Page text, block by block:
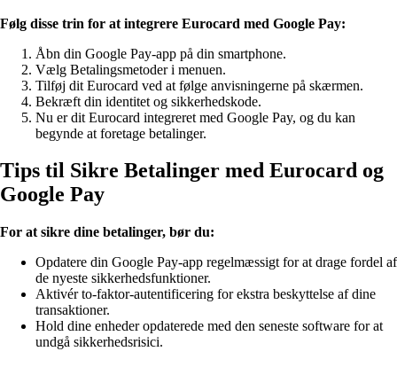
Følg disse trin for at integrere Eurocard med Google Pay:
Åbn din Google Pay-app på din smartphone.
Vælg Betalingsmetoder i menuen.
Tilføj dit Eurocard ved at følge anvisningerne på skærmen.
Bekræft din identitet og sikkerhedskode.
Nu er dit Eurocard integreret med Google Pay, og du kan
begynde at foretage betalinger.
Tips til Sikre Betalinger med Eurocard og
Google Pay
For at sikre dine betalinger, bør du:
Opdatere din Google Pay-app regelmæssigt for at drage fordel af
de nyeste sikkerhedsfunktioner.
Aktivér to-faktor-autentificering for ekstra beskyttelse af dine
transaktioner.
Hold dine enheder opdaterede med den seneste software for at
undgå sikkerhedsrisici.